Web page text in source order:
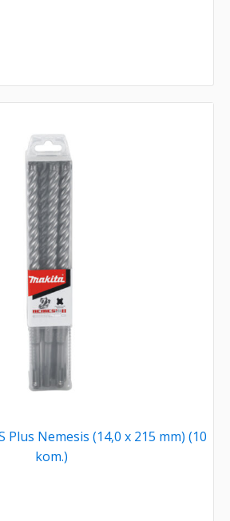
Plus Nemesis (14,0 x 215 mm) (10
kom.)